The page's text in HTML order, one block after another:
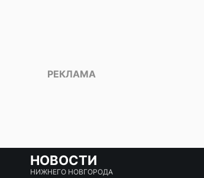
НОВОСТИ
НИЖНЕГО НОВГОРОДА